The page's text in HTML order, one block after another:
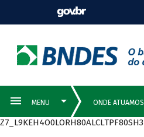
Z7_L9KEH4O0LORH80ALCLTPF80SH3